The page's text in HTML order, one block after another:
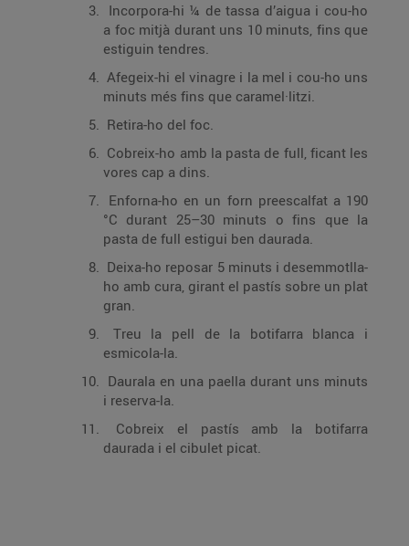
Incorpora-hi ¼ de tassa d’aigua i cou-ho
a foc mitjà durant uns 10 minuts, fins que
estiguin tendres.
Afegeix-hi el vinagre i la mel i cou-ho uns
minuts més fins que caramel·litzi.
Retira-ho del foc.
Cobreix-ho amb la pasta de full, ficant les
vores cap a dins.
Enforna-ho en un forn preescalfat a 190
°C durant 25–30 minuts o fins que la
pasta de full estigui ben daurada.
Deixa-ho reposar 5 minuts i desemmotlla-
ho amb cura, girant el pastís sobre un plat
gran.
Treu la pell de la botifarra blanca i
esmicola-la.
Daurala en una paella durant uns minuts
i reserva-la.
Cobreix el pastís amb la botifarra
daurada i el cibulet picat.